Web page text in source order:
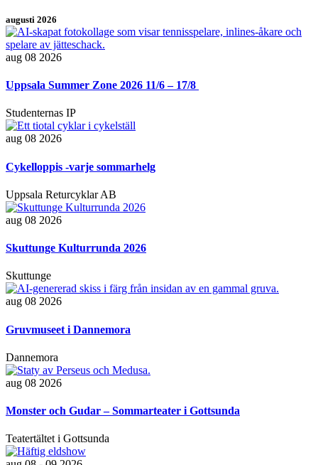
augusti 2026
aug 08 2026
Uppsala Summer Zone 2026 11/6 – 17/8 ​
Studenternas IP
aug 08 2026
Cykelloppis -varje sommarhelg
Uppsala Returcyklar AB
aug 08 2026
Skuttunge Kulturrunda 2026
Skuttunge
aug 08 2026
Gruvmuseet i Dannemora
Dannemora
aug 08 2026
Monster och Gudar – Sommarteater i Gottsunda
Teatertältet i Gottsunda